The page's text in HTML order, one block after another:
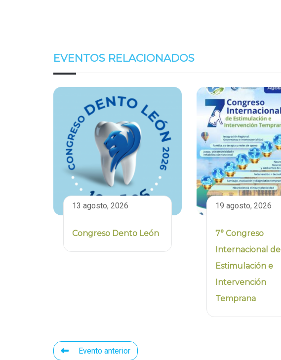
EVENTOS RELACIONADOS
13 agosto, 2026
Congreso Dento León
19 agosto, 2026
7° Congreso
Internacional de
Estimulación e
Intervención
Temprana
Evento anterior